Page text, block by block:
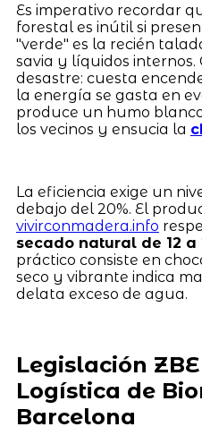
Es imperativo recordar
forestal es inútil si
"verde" es la recién
savia y líquidos internos.
desastre: cuesta
la energía se gasta en
produce un humo
los vecinos y ensucia la
La eficiencia exige un
debajo del 20%. El
vivirconmadera.info
secado natural de 12 a
práctico consiste en
seco y vibrante indica
delata exceso de agua.
Legislación
Logística de
Barcelona